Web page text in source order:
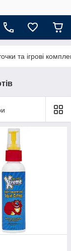
та ігрові